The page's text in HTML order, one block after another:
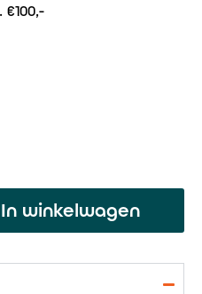
In winkelwagen